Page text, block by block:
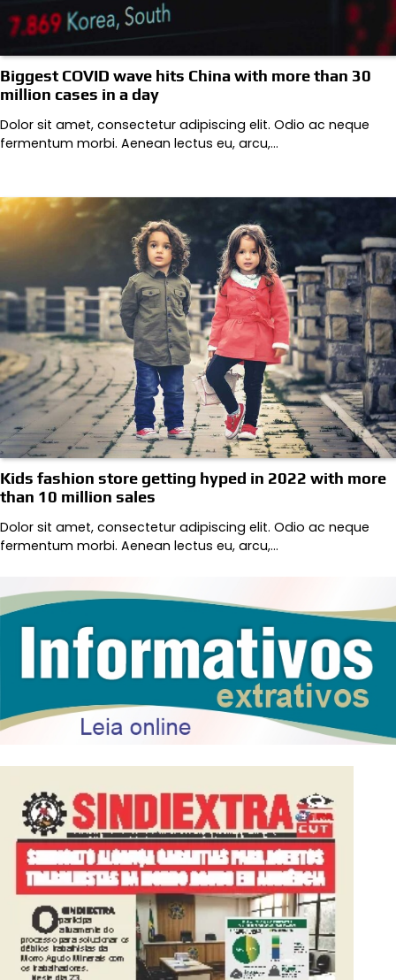
Biggest COVID wave hits China with more than 30
million cases in a day
Dolor sit amet, consectetur adipiscing elit. Odio ac neque
fermentum morbi. Aenean lectus eu, arcu,…
Kids fashion store getting hyped in 2022 with more
than 10 million sales
Dolor sit amet, consectetur adipiscing elit. Odio ac neque
fermentum morbi. Aenean lectus eu, arcu,…